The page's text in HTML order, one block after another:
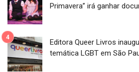
Primavera” irá ganhar
Editora Queer Livros
temática LGBT em São